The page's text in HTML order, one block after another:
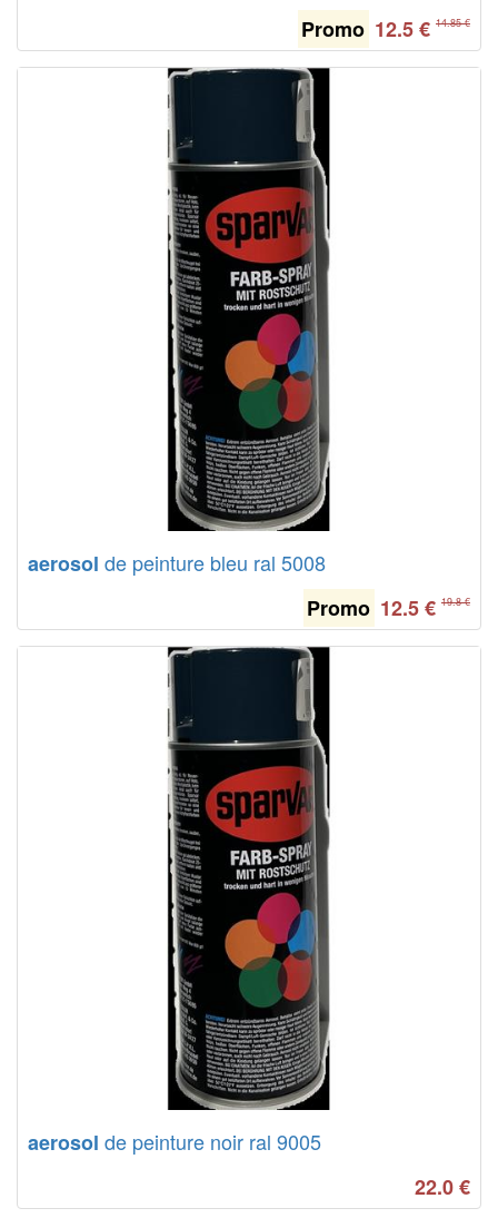
Promo 12.5€ 14.85 €
aerosol de peinture bleu ral 5008
Promo 12.5€ 19.8 €
aerosol de peinture noir ral 9005
22.0€